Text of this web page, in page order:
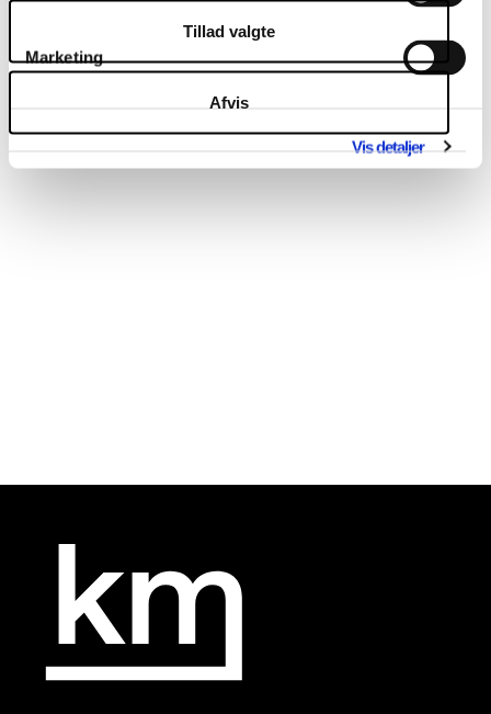
Marketing
Vis detaljer
Tillad valgte
Afvis